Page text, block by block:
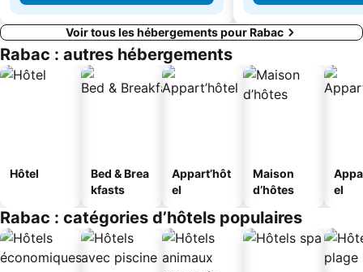
Voir tous les hébergements pour Rabac
Rabac : autres hébergements
Hôtel
Bed & Brea
kfasts
Appart’hôt
el
Maison
d’hôtes
el
Rabac : catégories d’hôtels populaires